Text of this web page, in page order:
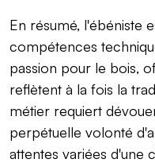
En résumé, l'ébéniste
compétences
passion pour le bois,
reflètent à la fois la
métier requiert
perpétuelle volonté
attentes variées d'une